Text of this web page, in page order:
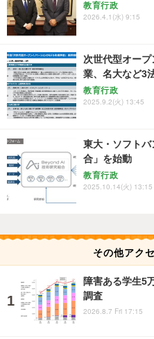
教育行政
2026.4.1(水) 9:15
次世代型オー
業、名大など3
教育行政
2025.9.2(火) 13:45
東大・ソフト
合」を始動
教育行政
2025.10.14(火) 13:15
その他アク
障害ある学生5
調査
2026.8.7 Fri 17:15